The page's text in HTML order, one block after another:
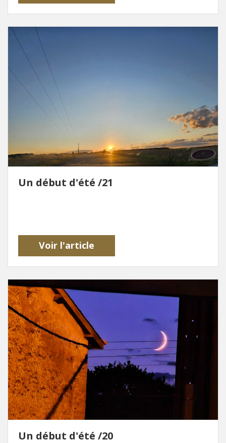
Un début d'été /21
Voir l'article
Un début d'été /20